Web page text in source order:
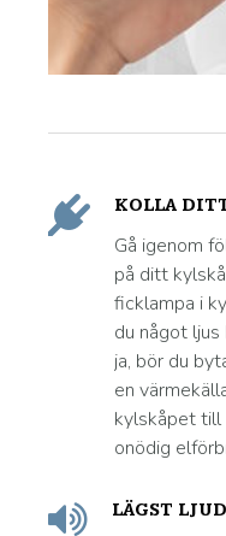
KOLLA
Gå igenom
på ditt
ficklampa i
du något
ja, bör du
en
kylskåpet till
onödig
LÄGST